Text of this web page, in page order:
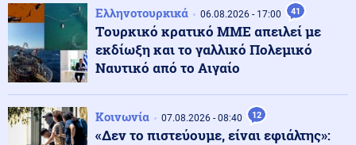
Εσωτερική Ασφάλεια 07.08.2026 - 18:14
Αντιμετωπίστηκε μέσα σε μισή ώρα η φωτιά στο
Μαρκόπουλο
Κόσμος 07.08.2026 - 18:11
Ελληνοτουρκικά 06.08.2026 - 17:00 41
Tουρκικό κρατικό ΜΜΕ απειλεί με
εκδίωξη και το γαλλικό Πολεμικό
Ναυτικό από το Αιγαίο
Κοινωνία 07.08.2026 - 08:40 12
«Δεν το πιστεύουμε, είναι εφιάλτης»: